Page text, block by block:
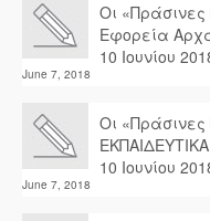
Οι «Πράσινες
Εφορεία
10 Ιουνίου
June 7, 2018
Οι «Πράσινες
10 Ιουνίου
June 7, 2018